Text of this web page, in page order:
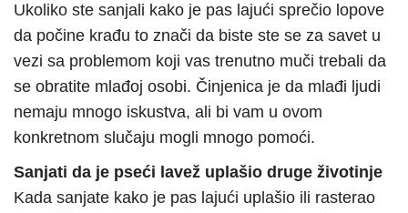
Ukoliko ste sanjali kako je pas lajući sprečio lopove
da počine krađu to znači da biste ste se za savet u
vezi sa problemom koji vas trenutno muči trebali da
se obratite mlađoj osobi. Činjenica je da mlađi ljudi
nemaju mnogo iskustva, ali bi vam u ovom
konkretnom slučaju mogli mnogo pomoći.
Sanjati da je pseći lavež uplašio druge životinje
Kada sanjate kako je pas lajući uplašio ili rasterao